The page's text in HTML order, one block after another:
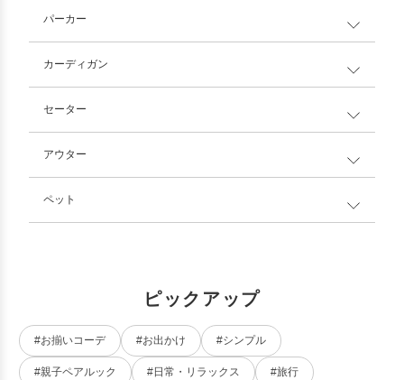
パーカー
カーディガン
セーター
アウター
ペット
ピックアップ
#お揃いコーデ #お出かけ #シンプル
#親子ペアルック #日常・リラックス #旅行